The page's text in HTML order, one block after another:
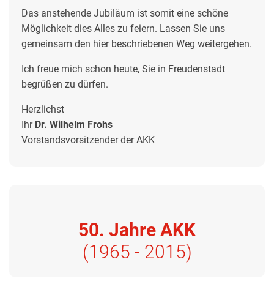
Das anstehende Jubiläum ist somit eine schöne
Möglichkeit dies Alles zu feiern. Lassen Sie uns
gemeinsam den hier beschriebenen Weg weitergehen.
Ich freue mich schon heute, Sie in Freudenstadt
begrüßen zu dürfen.
Herzlichst
IhrDr. Wilhelm Frohs
Vorstandsvorsitzender der AKK
50. Jahre AKK
(1965 - 2015)